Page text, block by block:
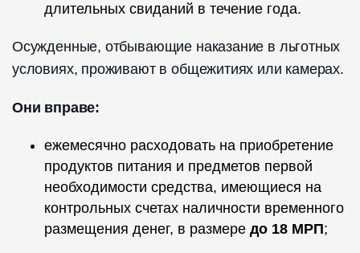
длительных свиданий в течение года.
Осужденные, отбывающие наказание в льготных
условиях, проживают в общежитиях или камерах.
Они вправе:
ежемесячно расходовать на приобретение
продуктов питания и предметов первой
необходимости средства, имеющиеся на
контрольных счетах наличности временного
размещения денег, в размере до 18 МРП;